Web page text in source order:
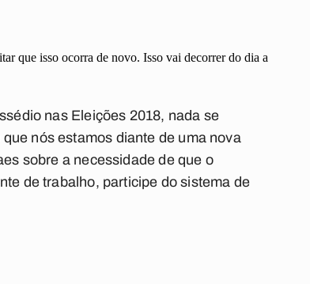
que isso ocorra de novo. Isso vai decorrer do dia a
nas Eleições 2018, nada se
nós estamos diante de uma nova
sobre a necessidade de que o
de trabalho, participe do sistema de